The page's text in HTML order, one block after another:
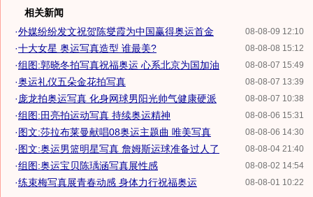
相关新闻
08-08-09 12:10
·外媒纷纷发文祝贺陈燮霞为中国赢得奥运首金
08-08-08 15:12
·十大女星 奥运写真造型 谁最美?
08-08-07 15:49
·组图:郭晓冬拍写真祝福奥运 心系北京为国加油
08-08-07 13:39
·奥运礼仪五朵金花拍写真
08-08-07 10:38
· 庞龙拍奥运写真 化身网球男阳光帅气健康硬派
08-08-06 15:31
·组图:田亮拍运动写真 持续奥运精神
08-08-06 14:30
·图文:莎拉布莱曼献唱08奥运主题曲 唯美写真
08-08-04 21:40
·图文:奥运男篮明星写真 詹姆斯运球准备过人了
08-08-02 14:54
·组图:奥运宝贝陈瑀涵写真展性感
08-08-01 10:22
·练束梅写真展青春动感 身体力行祝福奥运